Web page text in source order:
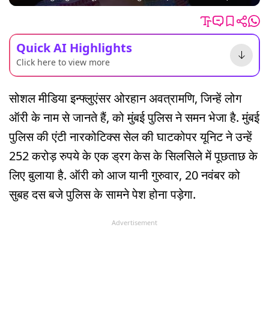
Quick AI Highlights
Click here to view more
सोशल मीडिया इन्फ्लुएंसर ओरहान अवत्रामणि, जिन्हें लोग
ऑरी के नाम से जानते हैं, को मुंबई पुलिस ने समन भेजा है. मुंबई
पुलिस की एंटी नारकोटिक्स सेल की घाटकोपर यूनिट ने उन्हें
252 करोड़ रुपये के एक ड्रग केस के सिलसिले में पूछताछ के
लिए बुलाया है. ऑरी को आज यानी गुरुवार, 20 नवंबर को
सुबह दस बजे पुलिस के सामने पेश होना पड़ेगा.
Advertisement